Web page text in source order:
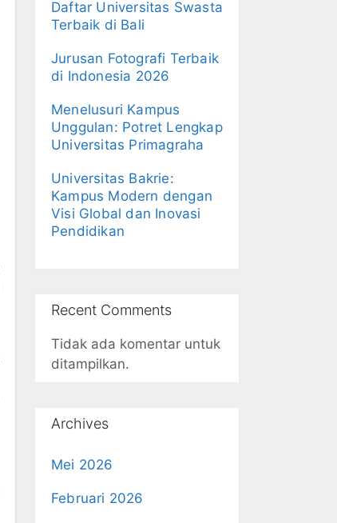
Daftar Universitas Swasta
Terbaik di Bali
Jurusan Fotografi Terbaik
di Indonesia 2026
Menelusuri Kampus
Unggulan: Potret Lengkap
Universitas Primagraha
Universitas Bakrie:
Kampus Modern dengan
Visi Global dan Inovasi
Pendidikan
Recent Comments
Tidak ada komentar untuk
ditampilkan.
Archives
Mei 2026
Februari 2026